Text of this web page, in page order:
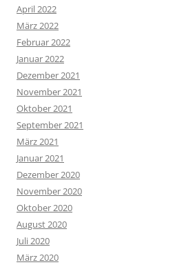
April 2022
März 2022
Februar 2022
Januar 2022
Dezember 2021
November 2021
Oktober 2021
September 2021
März 2021
Januar 2021
Dezember 2020
November 2020
Oktober 2020
August 2020
Juli 2020
März 2020